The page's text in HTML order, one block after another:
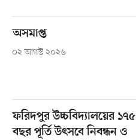
অসমাপ্ত
০২ আগস্ট ২০২৬
ফরিদপুর উচ্চবিদ্যালয়ের ১৭৫
বছর পূর্তি উৎসবে নিবন্ধন ও